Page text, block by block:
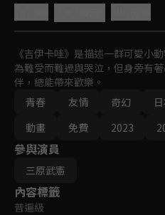
《吉伊卡哇》是描述一群可愛小
為難受而難過與哭泣，但身旁有
伴，總能帶來歡樂。
青春
友情 奇幻
動畫
免費 2023
參與演員
三原武憲
內容標籤
普遍級